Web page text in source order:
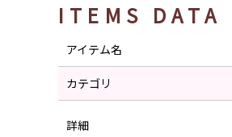
ITEMS DATA
アイテム名
カテゴリ
詳細